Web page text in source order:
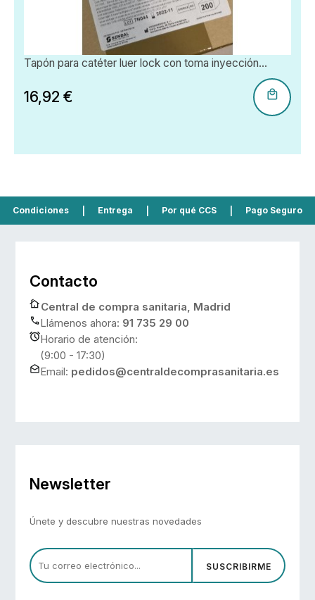
Tapón para catéter luer lock con toma inyección...
16,92 €
Condiciones Entrega Por qué CCS Pago Seguro
Contacto
Central de compra sanitaria, Madrid
Llámenos ahora: 91 735 29 00
Horario de atención:
(9:00 - 17:30)
Email: pedidos@centraldecomprasanitaria.es
Newsletter
Únete y descubre nuestras novedades
SUSCRIBIRME